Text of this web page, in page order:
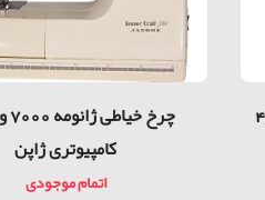
کامپیوتری ژاپن
اتمام موجودی